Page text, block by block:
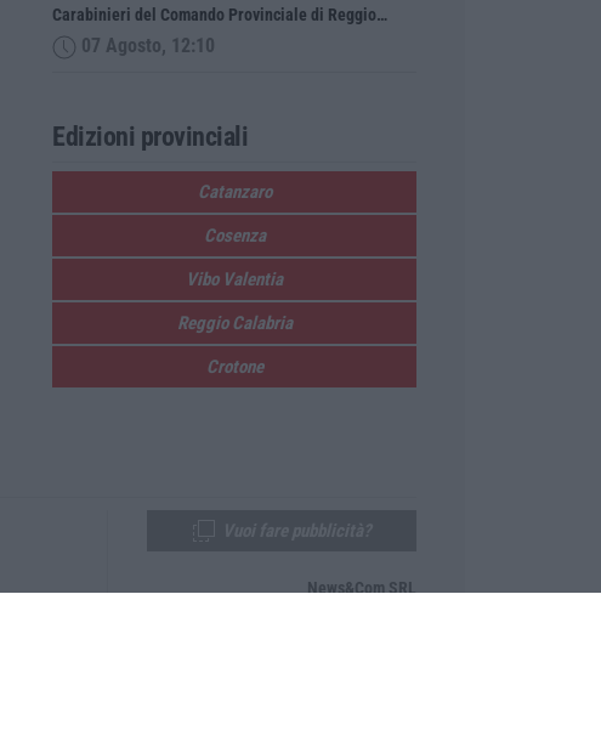
Carabinieri del Comando Provinciale di Reggio…
07 Agosto, 12:10
Edizioni provinciali
Catanzaro
Cosenza
Vibo Valentia
Reggio Calabria
Crotone
News&Com SRL